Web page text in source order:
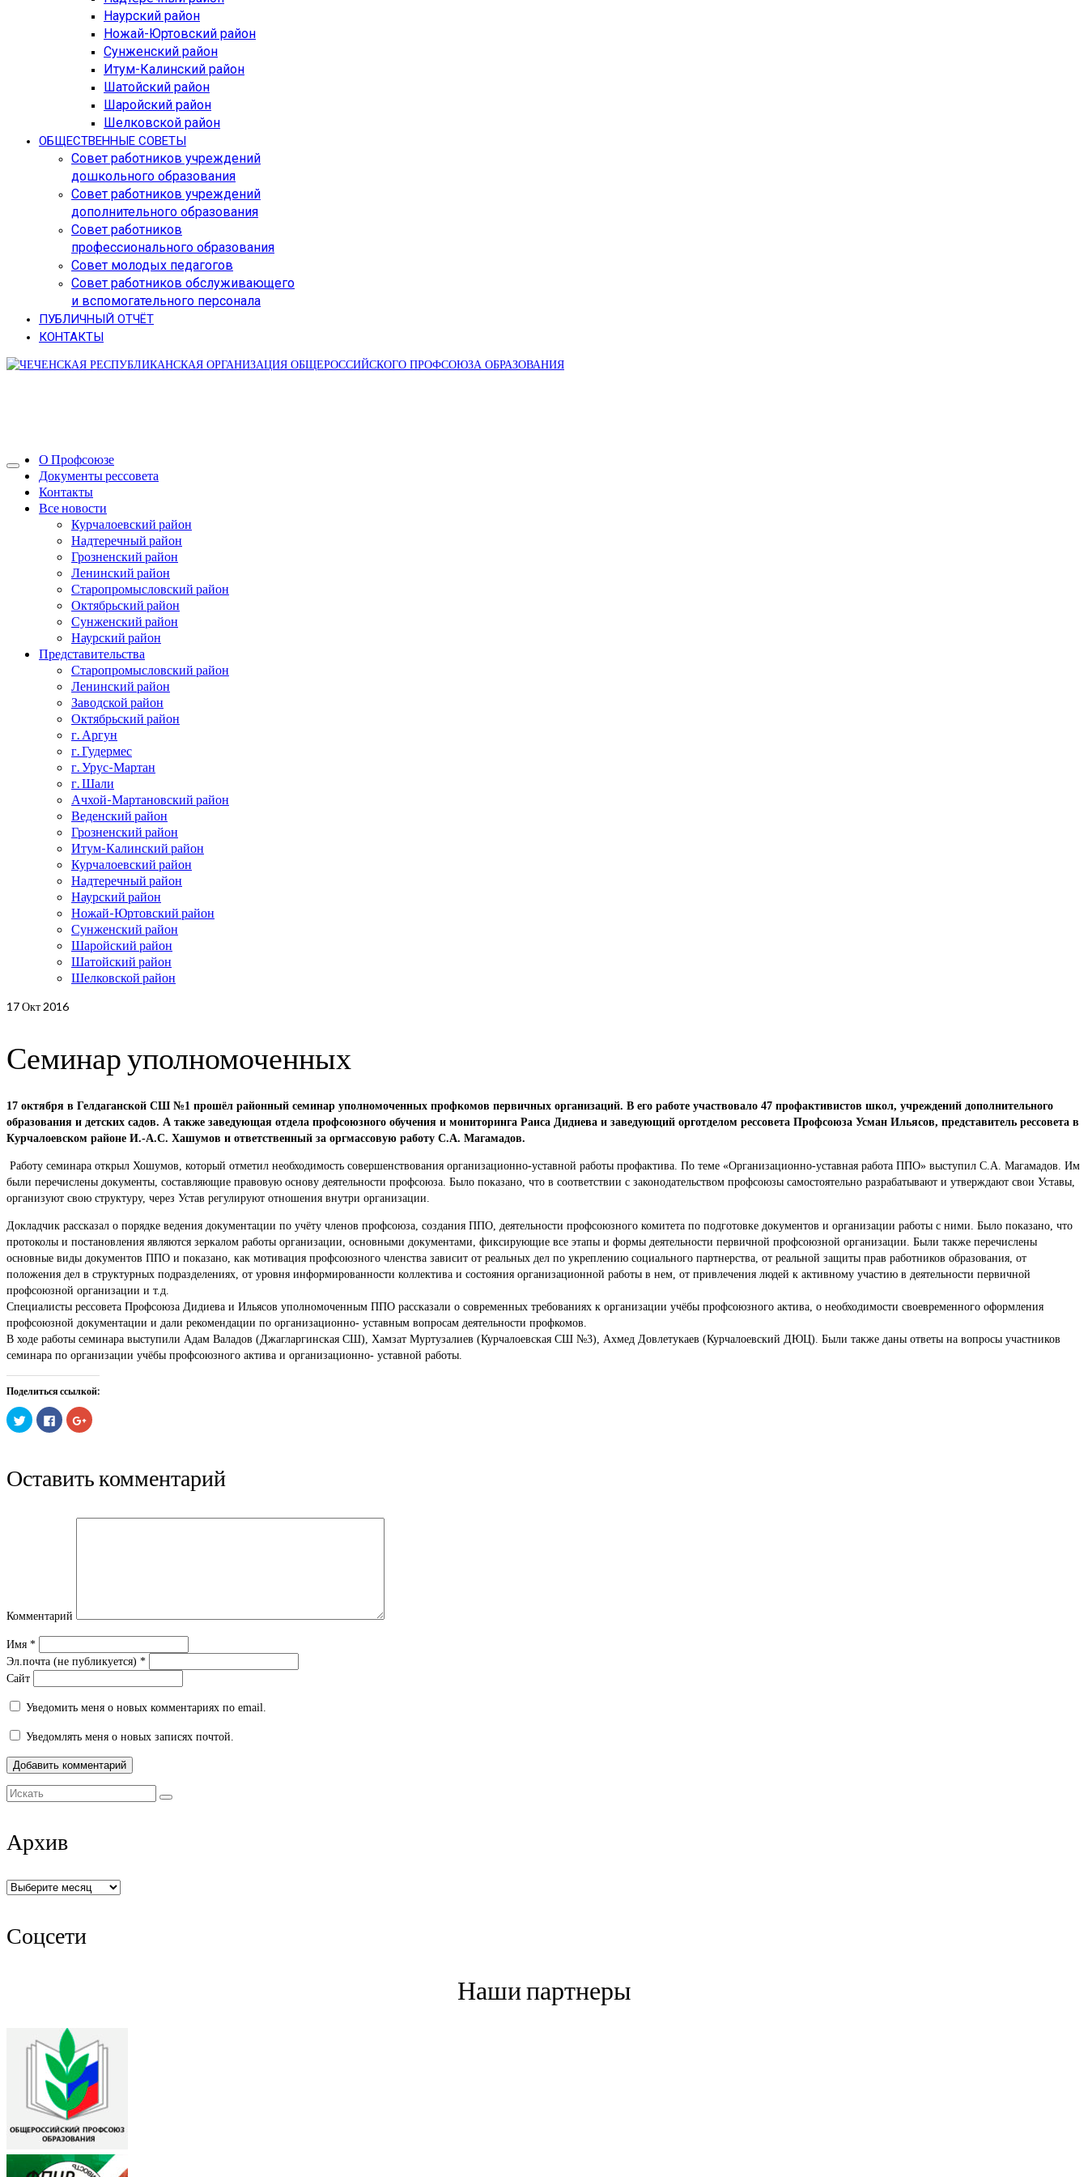
Наурский район
Ножай-Юртовский район
Сунженский район
Итум-Калинский район
Шатойский район
Шаройский район
Шелковской район
ОБЩЕСТВЕННЫЕ СОВЕТЫ
Совет работников учреждений
дошкольного образования
Совет работников учреждений
дополнительного образования
Совет работников
профессионального образования
Совет молодых педагогов
Совет работников обслуживающего
и вспомогательного персонала
ПУБЛИЧНЫЙ ОТЧЁТ
КОНТАКТЫ
О Профсоюзе
Документы рессовета
Контакты
Все новости
Курчалоевский район
Надтеречный район
Грозненский район
Ленинский район
Старопромысловский район
Октябрьский район
Сунженский район
Наурский район
Представительства
Старопромысловский район
Ленинский район
Заводской район
Октябрьский район
г. Аргун
г. Гудермес
г. Урус-Мартан
г. Шали
Ачхой-Мартановский район
Веденский район
Грозненский район
Итум-Калинский район
Курчалоевский район
Надтеречный район
Наурский район
Ножай-Юртовский район
Сунженский район
Шаройский район
Шатойский район
Шелковской район
17Окт 2016
Семинар уполномоченных
17 октября в Гелдаганской СШ №1 прошёл районный семинар уполномоченных профкомов первичных организаций. В его работе участвовало 47 профактивистов школ, учреждений дополнительного
образования и детских садов. А также заведующая отдела профсоюзного обучения и мониторинга Раиса Дидиева и заведующий орготделом рессовета Профсоюза Усман Ильясов, представитель рессовета в
Курчалоевском районе И.-А.С. Хашумов и ответственный за оргмассовую работу С.А. Магамадов.
Работу семинара открыл Хошумов, который отметил необходимость совершенствования организационно-уставной работы профактива. По теме «Организационно-уставная работа ППО» выступил С.А. Магамадов. Им
были перечислены документы, составляющие правовую основу деятельности профсоюза. Было показано, что в соответствии с законодательством профсоюзы самостоятельно разрабатывают и утверждают свои Уставы,
организуют свою структуру, через Устав регулируют отношения внутри организации.
Докладчик рассказал о порядке ведения документации по учёту членов профсоюза, создания ППО, деятельности профсоюзного комитета по подготовке документов и организации работы с ними. Было показано, что
протоколы и постановления являются зеркалом работы организации, основными документами, фиксирующие все этапы и формы деятельности первичной профсоюзной организации. Были также перечислены
основные виды документов ППО и показано, как мотивация профсоюзного членства зависит от реальных дел по укреплению социального партнерства, от реальной защиты прав работников образования, от
положения дел в структурных подразделениях, от уровня информированности коллектива и состояния организационной работы в нем, от привлечения людей к активному участию в деятельности первичной
профсоюзной организации и т.д.
Специалисты рессовета Профсоюза Дидиева и Ильясов уполномоченным ППО рассказали о современных требованиях к организации учёбы профсоюзного актива, о необходимости своевременного оформления
профсоюзной документации и дали рекомендации по организационно- уставным вопросам деятельности профкомов.
В ходе работы семинара выступили Адам Валадов (Джагларгинская СШ), Хамзат Муртузалиев (Курчалоевская СШ №3), Ахмед Довлетукаев (Курчалоевский ДЮЦ). Были также даны ответы на вопросы участников
семинара по организации учёбы профсоюзного актива и организационно- уставной работы.
Поделиться ссылкой:
Нажмите,
чтобы
поделиться
в
новом
Нажмите
здесь,
чтобы
Facebook.
(Открывается
Нажмите,
чтобы
в
новом
Оставить комментарий
Комментарий
Имя *
Эл.почта (не публикуется) *
Сайт
Уведомить меня о новых комментариях по email.
Уведомлять меня о новых записях почтой.
Искать:
Архив
Архив
Соцсети
Наши партнеры